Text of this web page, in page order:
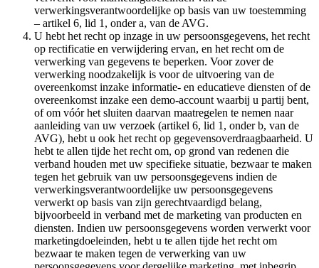
verwerkingsverantwoordelijke op basis van uw toestemming
– artikel 6, lid 1, onder a, van de AVG.
U hebt het recht op inzage in uw persoonsgegevens, het recht
op rectificatie en verwijdering ervan, en het recht om de
verwerking van gegevens te beperken. Voor zover de
verwerking noodzakelijk is voor de uitvoering van de
overeenkomst inzake informatie- en educatieve diensten of de
overeenkomst inzake een demo-account waarbij u partij bent,
of om vóór het sluiten daarvan maatregelen te nemen naar
aanleiding van uw verzoek (artikel 6, lid 1, onder b, van de
AVG), hebt u ook het recht op gegevensoverdraagbaarheid. U
hebt te allen tijde het recht om, op grond van redenen die
verband houden met uw specifieke situatie, bezwaar te maken
tegen het gebruik van uw persoonsgegevens indien de
verwerkingsverantwoordelijke uw persoonsgegevens
verwerkt op basis van zijn gerechtvaardigd belang,
bijvoorbeeld in verband met de marketing van producten en
diensten. Indien uw persoonsgegevens worden verwerkt voor
marketingdoeleinden, hebt u te allen tijde het recht om
bezwaar te maken tegen de verwerking van uw